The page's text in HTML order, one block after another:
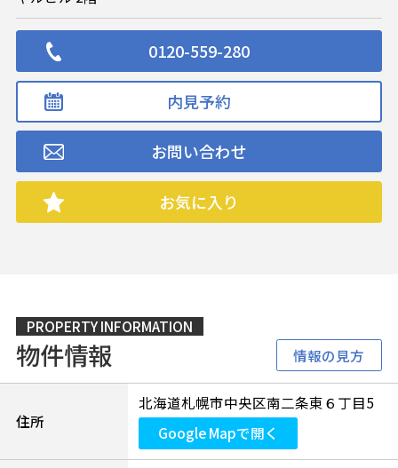
0120-559-280
内見予約
お問い合わせ
お気に入り
PROPERTY INFORMATION
物件情報 情報の見方
住所
北海道札幌市中央区南二条東６丁目5
Google Mapで開く